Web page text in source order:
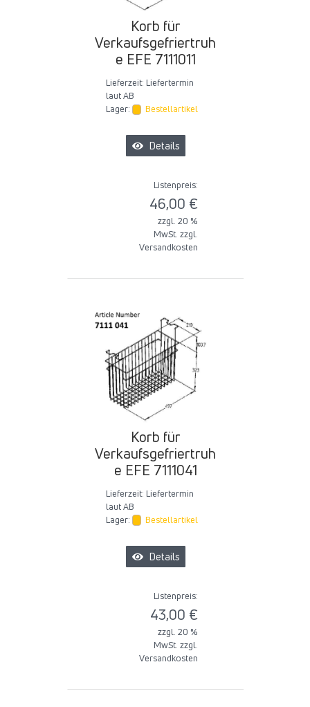
Korb für
Verkaufsgefriertruh
e EFE 7111011
Lieferzeit: Liefertermin
laut AB
Lager:
Bestellartikel
Details
Listenpreis:
46,00 €
zzgl. 20 %
MwSt. zzgl.
Versandkosten
Korb für
Verkaufsgefriertruh
e EFE 7111041
Lieferzeit: Liefertermin
laut AB
Lager:
Bestellartikel
Details
Listenpreis:
43,00 €
zzgl. 20 %
MwSt. zzgl.
Versandkosten